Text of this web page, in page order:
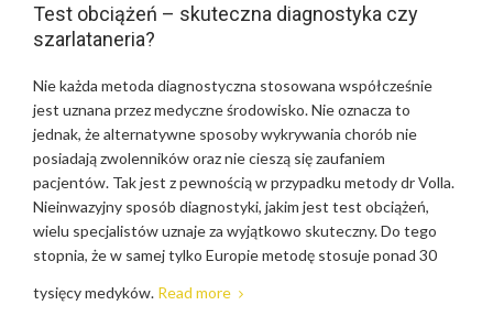
Test obciążeń – skuteczna diagnostyka czy
szarlataneria?
Nie każda metoda diagnostyczna stosowana współcześnie
jest uznana przez medyczne środowisko. Nie oznacza to
jednak, że alternatywne sposoby wykrywania chorób nie
posiadają zwolenników oraz nie cieszą się zaufaniem
pacjentów. Tak jest z pewnością w przypadku metody dr Volla.
Nieinwazyjny sposób diagnostyki, jakim jest test obciążeń,
wielu specjalistów uznaje za wyjątkowo skuteczny. Do tego
stopnia, że w samej tylko Europie metodę stosuje ponad 30
tysięcy medyków. Read more